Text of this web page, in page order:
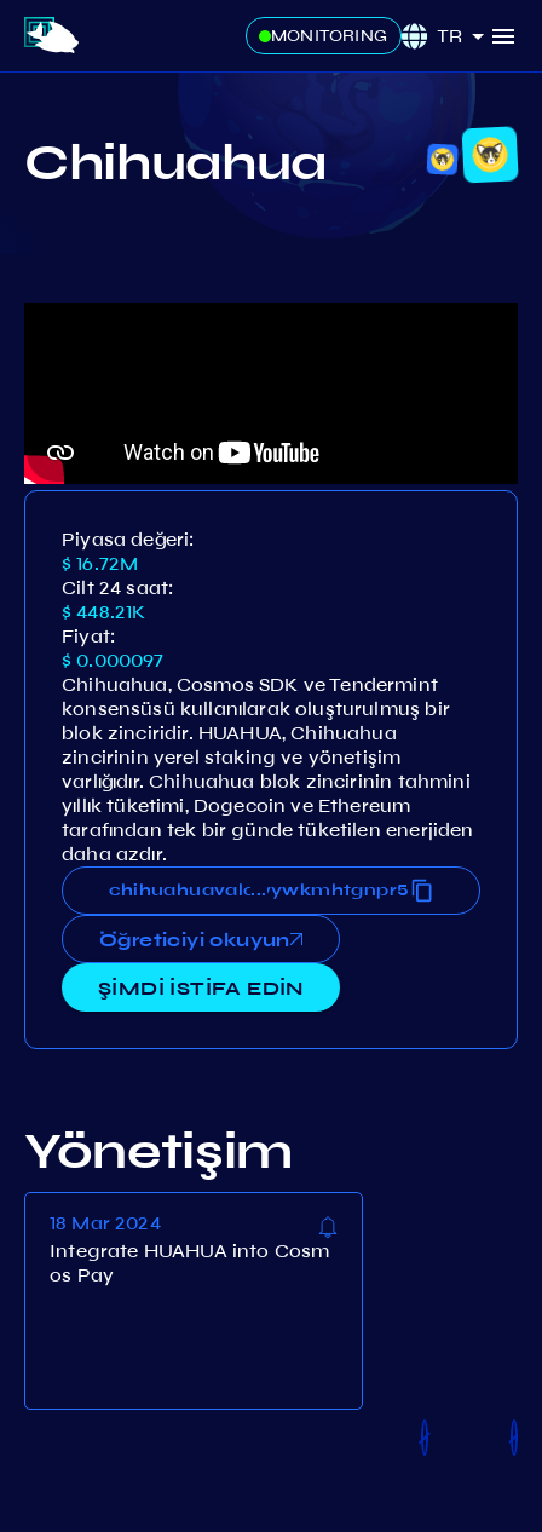
MONITORING TR
Chihuahua
Piyasa değeri:
$ 16.72M
Cilt 24 saat:
$ 448.21K
Fiyat:
$ 0.000097
Chihuahua, Cosmos SDK ve Tendermint
konsensüsü kullanılarak oluşturulmuş bir
blok zinciridir. HUAHUA, Chihuahua
zincirinin yerel staking ve yönetişim
varlığıdır. Chihuahua blok zincirinin tahmini
yıllık tüketimi, Dogecoin ve Ethereum
tarafından tek bir günde tüketilen enerjiden
daha azdır.
...
Öğreticiyi okuyun
ŞİMDİ İSTİFA EDİN
Yönetişim
18 Mar 2024
Integrate HUAHUA into Cosm
os Pay